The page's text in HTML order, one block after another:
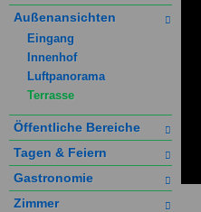
Außenansichten
Eingang
Innenhof
Luftpanorama
Terrasse
Öffentliche Bereiche
Tagen & Feiern
Gastronomie
Zimmer